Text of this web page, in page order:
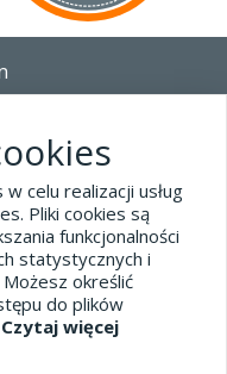
cookies
07
celu realizacji usług
Pliki cookies są
funkcjonalności
statystycznych i
określić
do plików
Czytaj więcej